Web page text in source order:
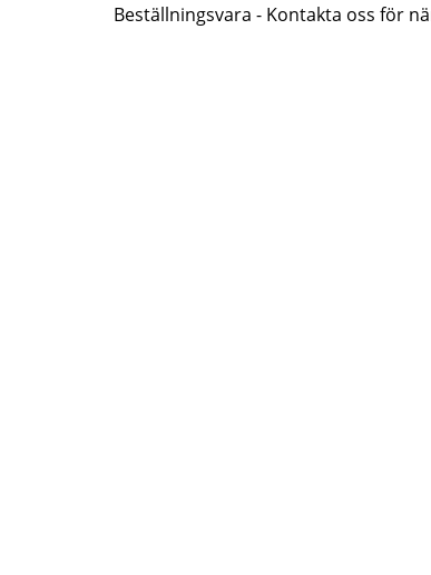
Beställningsvara - Kontakta oss för